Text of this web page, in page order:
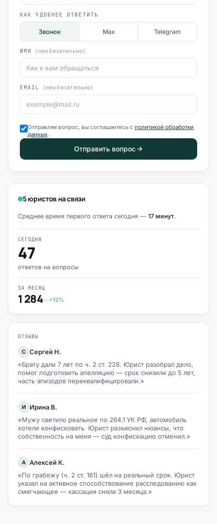
КАК УДОБНЕЕ ОТВЕТИТЬ
Звонок Max Telegram
ИМЯ (необязательно)
EMAIL (необязательно)
Отправляя вопрос, вы соглашаетесь с политикой обработки
данных.
Отправить вопрос
5 юристов на связи
Среднее время первого ответа сегодня — 17 минут.
СЕГОДНЯ
47
ответов на вопросы
ЗА МЕСЯЦ
1 284 +12%
ОТЗЫВЫ
С Сергей Н.
«Брату дали 7 лет по ч. 2 ст. 228. Юрист разобрал дело,
помог подготовить апелляцию — срок снизили до 5 лет,
часть эпизодов переквалифицировали.»
И
Ирина В.
«Мужу светило реальное по 264.1 УК РФ, автомобиль
хотели конфисковать. Юрист разъяснил нюансы, что
собственность на меня — суд конфискацию отменил.»
А Алексей К.
«По грабежу (ч. 2 ст. 161) шёл на реальный срок. Юрист
указал на активное способствование расследованию как
смягчающее — кассация сняла 3 месяца.»